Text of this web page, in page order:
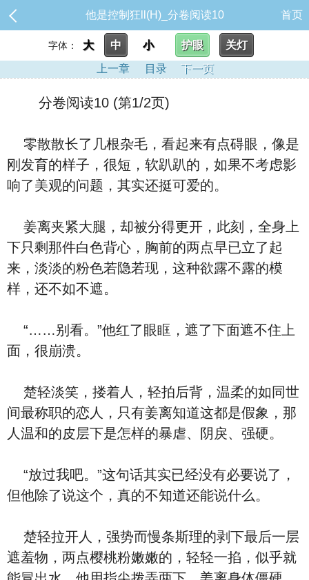
他是控制狂ll(H)_分卷阅读10 首页
字体： 大 中 小 护眼
关灯
上一章
目录 下一页
分卷阅读10 (第1/2页)
零散散长了几根杂毛，看起来有点碍眼，像是
刚发育的样子，很短，软趴趴的，如果不考虑影
响了美观的问题，其实还挺可爱的。
姜离夹紧大腿，却被分得更开，此刻，全身上
下只剩那件白色背心，胸前的两点早已立了起
来，淡淡的粉色若隐若现，这种欲露不露的模
样，还不如不遮。
“……别看。”他红了眼眶，遮了下面遮不住上
面，很崩溃。
楚轻淡笑，搂着人，轻拍后背，温柔的如同世
间最称职的恋人，只有姜离知道这都是假象，那
人温和的皮层下是怎样的暴虐、阴戾、强硬。
“放过我吧。”这句话其实已经没有必要说了，
但他除了说这个，真的不知道还能说什么。
楚轻拉开人，强势而慢条斯理的剥下最后一层
遮羞物，两点樱桃粉嫩嫩的，轻轻一掐，似乎就